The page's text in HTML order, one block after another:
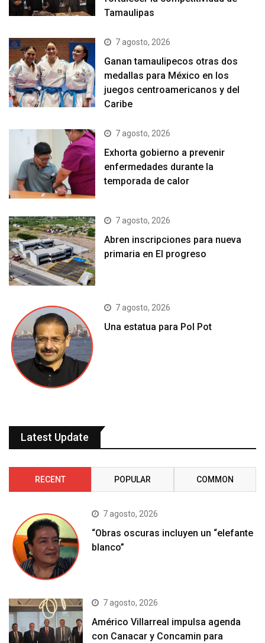
Tamaulipas
7 agosto, 2026
Ganan tamaulipecos otras dos
medallas para México en los
juegos centroamericanos y del
Caribe
7 agosto, 2026
Exhorta gobierno a prevenir
enfermedades durante la
temporada de calor
7 agosto, 2026
Abren inscripciones para nueva
primaria en El progreso
7 agosto, 2026
Una estatua para Pol Pot
Latest Update
RECENT POPULAR COMMON
7 agosto, 2026
“Obras oscuras incluyen un “elefante
blanco”
7 agosto, 2026
Américo Villarreal impulsa agenda
con Canacar y Concamin para